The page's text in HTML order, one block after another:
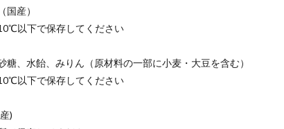
国産）
以下で保存してください
糖、水飴、みりん（原材料の一部に小麦・大豆を含む）
以下で保存してください
)